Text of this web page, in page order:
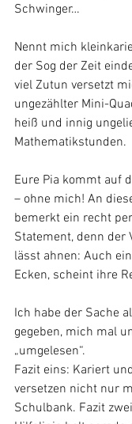
Schwinger…
Nennt mich
der Sog der Zeit
viel Zutun versetzt
ungezählter Mini-
heiß und innig
Mathematikstunden.
Eure Pia kommt auf
– ohne mich! An
bemerkt ein recht
Statement, denn der
lässt ahnen: Auch
Ecken, scheint ihre
Ich habe der Sache
gegeben, mich mal
„umgelesen“.
Fazit eins: Kariert
versetzen nicht nur
Schulbank. Fazit